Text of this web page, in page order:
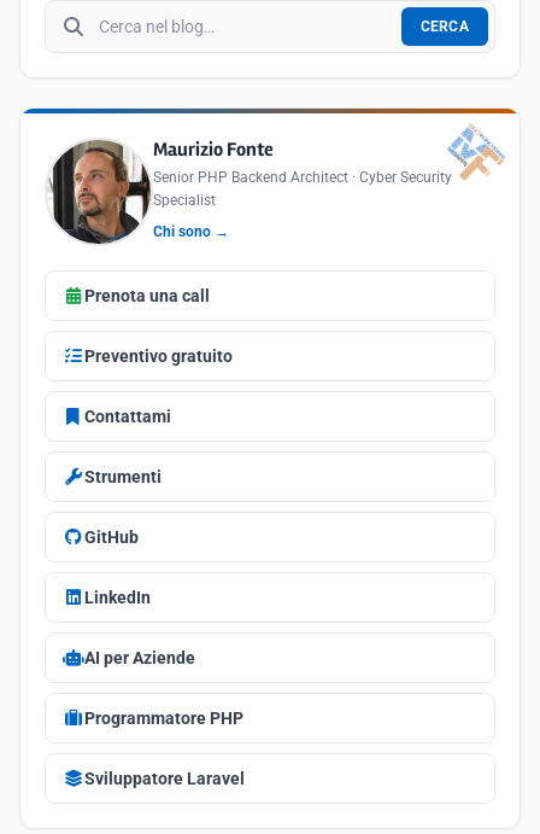
Cerca nel blog
CERCA
Maurizio Fonte
Senior PHP Backend Architect · Cyber Security
Specialist
Chi sono →
Prenota una call
Preventivo gratuito
Contattami
Strumenti
GitHub
LinkedIn
AI per Aziende
Programmatore PHP
Sviluppatore Laravel